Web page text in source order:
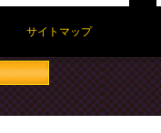
サイトマップ